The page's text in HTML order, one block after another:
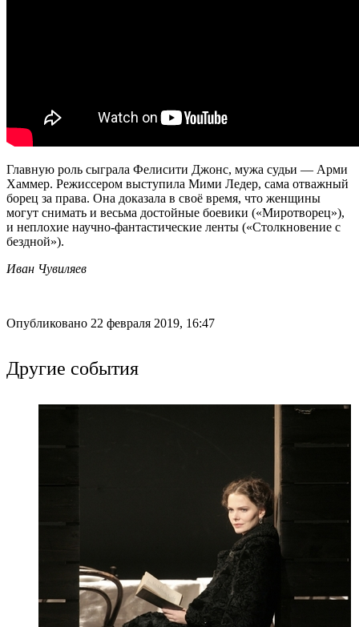
Главную роль сыграла Фелисити Джонс, мужа судьи — Арми
Хаммер. Режиссером выступила Мими Ледер, сама отважный
борец за права. Она доказала в своё время, что женщины
могут снимать и весьма достойные боевики («Миротворец»),
и неплохие научно-фантастические ленты («Столкновение с
бездной»).
Иван Чувиляев
Опубликовано 22 февраля 2019, 16:47
Другие события